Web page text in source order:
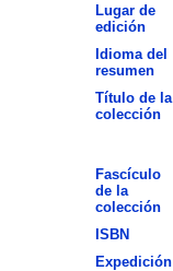
Lugar de
edición
Idioma del
resumen
Título de la
colección
Fascículo
de la
colección
ISBN
Expedición